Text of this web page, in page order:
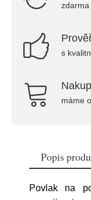
zdarma
s
máme
Popis
Povlak na